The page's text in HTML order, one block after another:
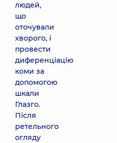
людей,
що
оточували
хворого, і
провести
диференціацію
коми за
допомогою
шкали
Глазго.
Після
ретельного
огляду